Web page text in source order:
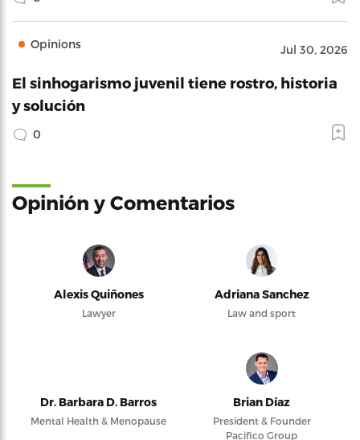
Opinions Jul 30, 2026
El sinhogarismo juvenil tiene rostro, historia
y solución
0
Opinión y Comentarios
Alexis Quiñones
Lawyer
Adriana Sanchez
Law and sport
Dr. Barbara D. Barros
Mental Health & Menopause
Brian Díaz
President & Founder
Pacifico Group